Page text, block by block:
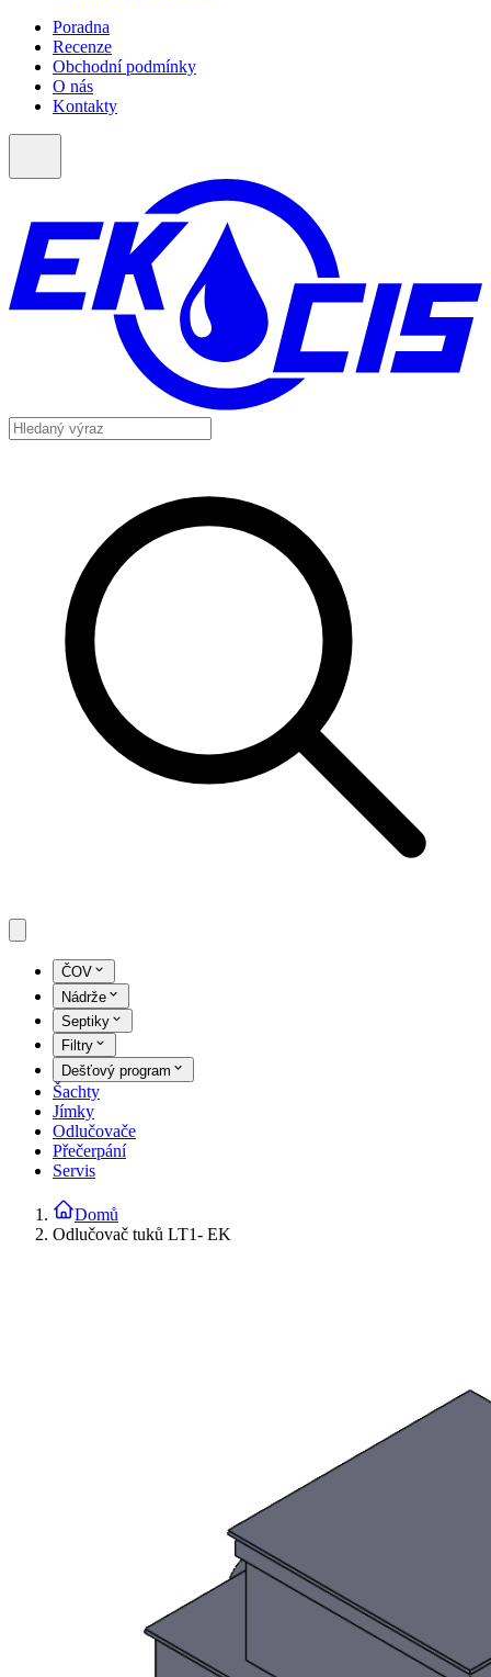
Poradna
Recenze
Obchodní podmínky
O nás
Kontakty
ČOV
Nádrže
Septiky
Filtry
Dešťový program
Šachty
Jímky
Odlučovače
Přečerpání
Servis
Domů
Odlučovač tuků LT1- EK